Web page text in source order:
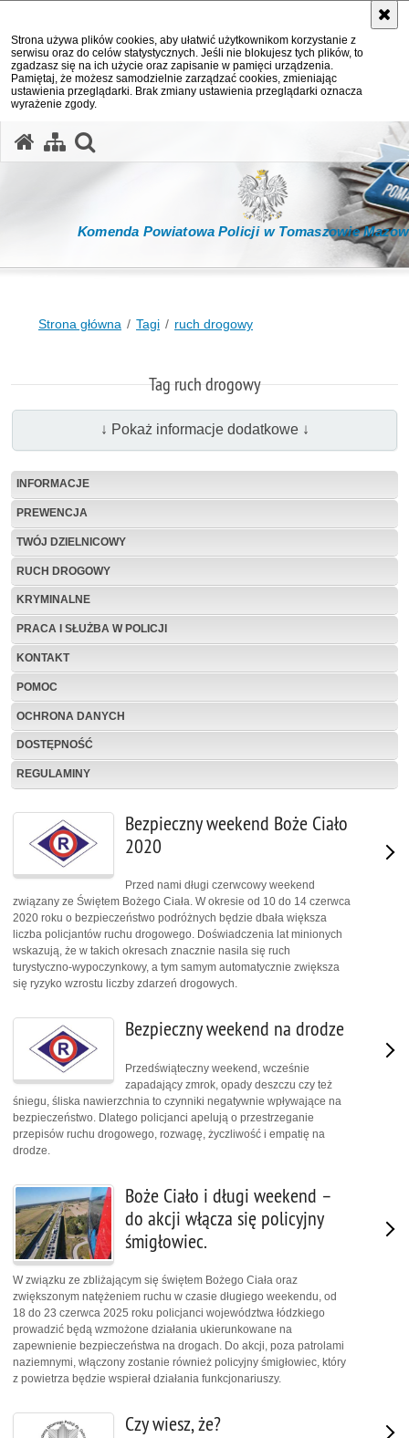
Strona używa plików cookies, aby ułatwić użytkownikom korzystanie z
serwisu oraz do celów statystycznych. Jeśli nie blokujesz tych plików, to
zgadzasz się na ich użycie oraz zapisanie w pamięci urządzenia.
Pamiętaj, że możesz samodzielnie zarządzać cookies, zmieniając
ustawienia przeglądarki. Brak zmiany ustawienia przeglądarki oznacza
wyrażenie zgody.
Komenda Powiatowa Policji w Tomaszowie
Strona główna Tagi ruch drogowy
Tag ruch drogowy
↓ Pokaż informacje dodatkowe ↓
INFORMACJE
PREWENCJA
TWÓJ DZIELNICOWY
RUCH DROGOWY
KRYMINALNE
PRACA I SŁUŻBA W POLICJI
KONTAKT
POMOC
OCHRONA DANYCH
DOSTĘPNOŚĆ
REGULAMINY
Bezpieczny weekend Boże Ciało
2020
Przed nami długi czerwcowy weekend
związany ze Świętem Bożego Ciała. W okresie od 10 do 14 czerwca
2020 roku o bezpieczeństwo podróżnych będzie dbała większa
liczba policjantów ruchu drogowego. Doświadczenia lat minionych
wskazują, że w takich okresach znacznie nasila się ruch
turystyczno-wypoczynkowy, a tym samym automatycznie zwiększa
się ryzyko wzrostu liczby zdarzeń drogowych.
Bezpieczny weekend na drodze
Przedświąteczny weekend, wcześnie
zapadający zmrok, opady deszczu czy też
śniegu, śliska nawierzchnia to czynniki negatywnie wpływające na
bezpieczeństwo. Dlatego policjanci apelują o przestrzeganie
przepisów ruchu drogowego, rozwagę, życzliwość i empatię na
drodze.
Boże Ciało i długi weekend –
do akcji włącza się policyjny
śmigłowiec.
W związku ze zbliżającym się świętem Bożego Ciała oraz
zwiększonym natężeniem ruchu w czasie długiego weekendu, od
18 do 23 czerwca 2025 roku policjanci województwa łódzkiego
prowadzić będą wzmożone działania ukierunkowane na
zapewnienie bezpieczeństwa na drogach. Do akcji, poza patrolami
naziemnymi, włączony zostanie również policyjny śmigłowiec, który
z powietrza będzie wspierał działania funkcjonariuszy.
Czy wiesz, że?